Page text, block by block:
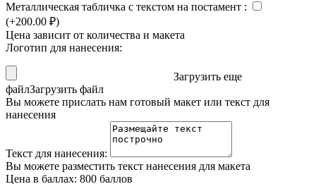
Металлическая табличка с текстом на постамент :
(+200.00 ₽)
Цена зависит от количества и макета
Логотип для нанесения:
Загрузить еще
файлЗагрузить файл
Вы можете прислать нам готовый макет или текст для
нанесения
Текст для нанесения:
Вы можете разместить текст нанесения для макета
Цена в баллах: 800 баллов